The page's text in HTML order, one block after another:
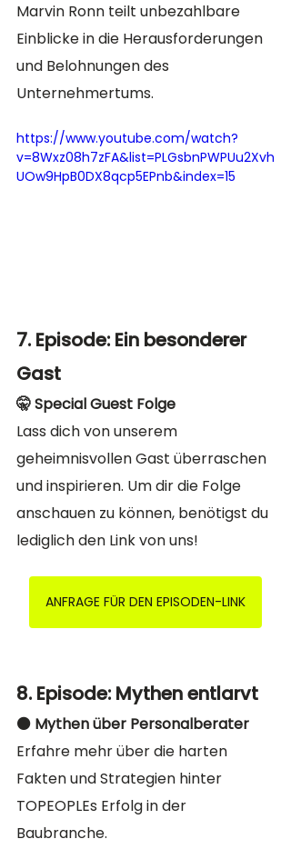
Marvin Ronn teilt unbezahlbare
Einblicke in die Herausforderungen
und Belohnungen des
Unternehmertums.
https://www.youtube.com/watch?
v=8Wxz08h7zFA&list=PLGsbnPWPUu2Xvh
UOw9HpB0DX8qcp5EPnb&index=15
7. Episode: Ein besonderer
Gast
🤫 Special Guest Folge
Lass dich von unserem
geheimnisvollen Gast überraschen
und inspirieren. Um dir die Folge
anschauen zu können, benötigst du
lediglich den Link von uns!
ANFRAGE FÜR DEN EPISODEN-LINK
8. Episode: Mythen entlarvt
⚫️ Mythen über Personalberater
Erfahre mehr über die harten
Fakten und Strategien hinter
TOPEOPLEs Erfolg in der
Baubranche.